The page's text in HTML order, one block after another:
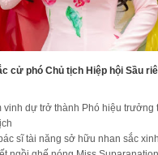
cử phó Chủ tịch Hiệp hội Sầu
vinh dự trở thành Phó hiệu trưởng
sĩ tài năng sở hữu nhan sắc